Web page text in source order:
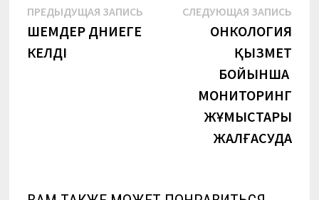
Навигация
по
записям
ПРЕДЫДУЩАЯ ЗАПИСЬПредыдущая
ҮШЕМДЕР ДҮНИЕГЕ
КЕЛДІ
СЛЕДУЮЩАЯ ЗАПИСЬ
ОНКОЛОГИЯ
ҚЫЗМЕТ
БОЙЫНША
МОНИТОРИНГ
ЖҰМЫСТАРЫ
ЖАЛҒАСУДА